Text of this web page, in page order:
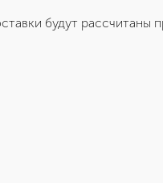
будут рассчитаны